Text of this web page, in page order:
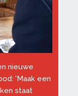
nieuwe
'Maak een
staat